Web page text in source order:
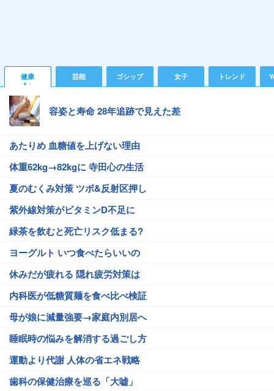
健康 芸能 ゴシップ 女子 トレンド
容姿と寿命 28年追跡で見えた差
あたりめ 血糖値を上げない理由
体重62kg→82kgに 寺田心の生活
夏のむくみ対策 ツボ&反射区押し
紫外線対策がビタミンD不足に
緑茶を飲むと死亡リスク低まる?
ヨーグルト いつ食べたらいいの
休みだが疲れる 隠れ疲労対策は
内科医が低糖質麺を食べ比べ検証
母が娘に減量強要→家庭内別居へ
睡眠時の悩みを解消する過ごし方
運動より代謝 人体の省エネ戦略
歯科の保健治療を巡る「大嘘」